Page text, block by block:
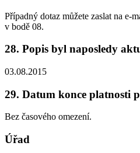
Případný dotaz můžete zaslat na e-
v bodě 08.
28. Popis byl naposledy
03.08.2015
29. Datum konce platnosti
Bez časového omezení.
Úřad